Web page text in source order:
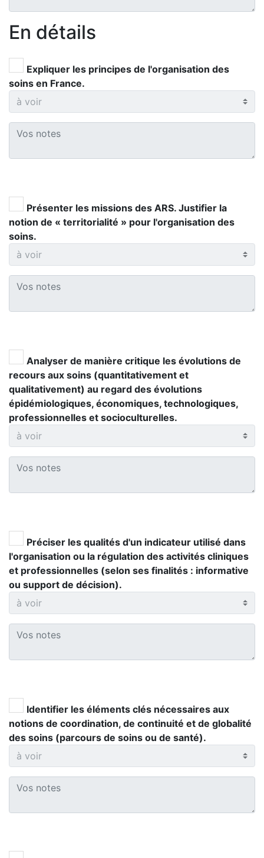
En détails
Expliquer les principes de l'organisation des
soins en France.
Présenter les missions des ARS. Justifier la
notion de « territorialité » pour l'organisation des
soins.
Analyser de manière critique les évolutions de
recours aux soins (quantitativement et
qualitativement) au regard des évolutions
épidémiologiques, économiques, technologiques,
professionnelles et socioculturelles.
Préciser les qualités d'un indicateur utilisé dans
l'organisation ou la régulation des activités cliniques
et professionnelles (selon ses finalités : informative
ou support de décision).
Identifier les éléments clés nécessaires aux
notions de coordination, de continuité et de globalité
des soins (parcours de soins ou de santé).